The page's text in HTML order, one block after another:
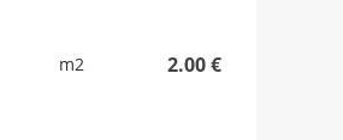
m2 2.00 €